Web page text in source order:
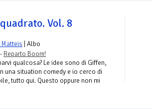
Vol. 8
Matteis | Albo
Reparto Boom!
qualcosa? Le idee sono di Giffen,
una situation comedy e io cerco di
tutto qui. Questo oppure non mi